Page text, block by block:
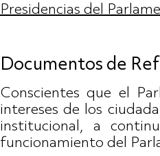
Presidencias del
Documentos de
Conscientes que el
intereses de los
institucional, a
funcionamiento del